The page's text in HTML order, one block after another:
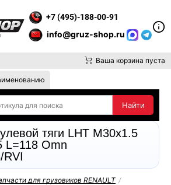
+7 (495)-188-00-91
info@gruz-shop.ru
Ваша корзина пуста
тяги LHT M30x1.5
L=118 Omn
RVI
для грузовиков RENAULT /